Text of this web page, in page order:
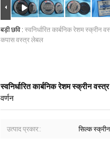
बड़ी छवि : स्वनिर्धारित कार्बनिक रेशम स्क्रीन
कपास वस्त्र लेबल
स्वनिर्धारित कार्बनिक रेशम स्क्रीन
वर्णन
उत्पाद प्रकार:: सिल्क